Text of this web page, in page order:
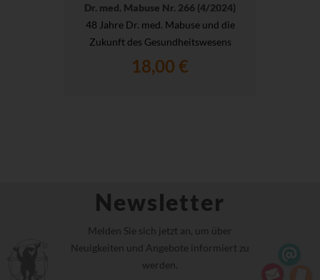
Dr. med. Mabuse Nr. 266 (4/2024)
48 Jahre Dr. med. Mabuse und die
Zukunft des Gesundheitswesens
18,00 €
Newsletter
Melden Sie sich jetzt an, um über
Neuigkeiten und Angebote informiert zu
werden.